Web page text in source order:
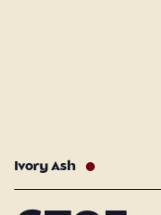
Ivory Ash